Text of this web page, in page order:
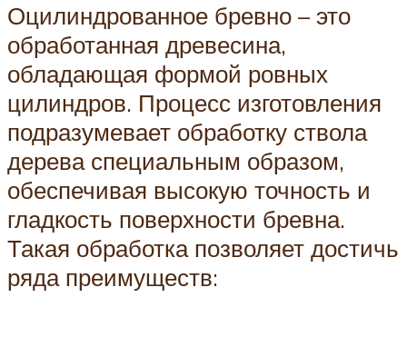
Оцилиндрованное бревно – это
обработанная древесина,
обладающая формой ровных
цилиндров. Процесс изготовления
подразумевает обработку ствола
дерева специальным образом,
обеспечивая высокую точность и
гладкость поверхности бревна.
Такая обработка позволяет достичь
ряда преимуществ: